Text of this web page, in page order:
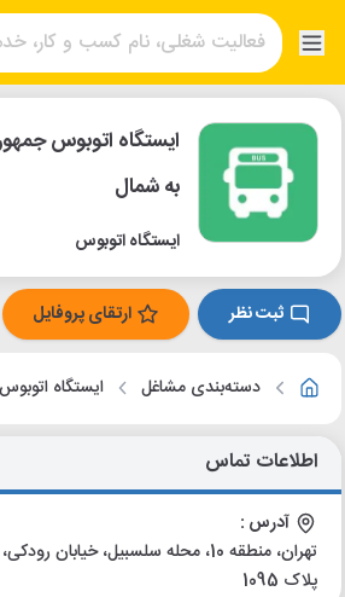
به شمال
ایستگاه اتوبوس
ثبت نظر ارتقای پروفایل
دسته‌بندی مشاغل ایستگاه اتوبوس
اطلاعات تماس
آدرس :
تهران، منطقه 10، محله سلسبیل،
پلاک 1095